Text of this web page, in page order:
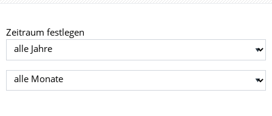
Zeitraum festlegen
Jahr auswählen
Monat auswählen